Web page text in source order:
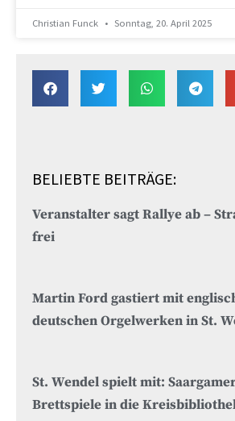
Christian Funck Sonntag, 20. April 2025
BELIEBTE BEITRÄGE:
Veranstalter sagt Rallye ab –
frei
Martin Ford gastiert mit
deutschen Orgelwerken in St.
St. Wendel spielt mit:
Brettspiele in die